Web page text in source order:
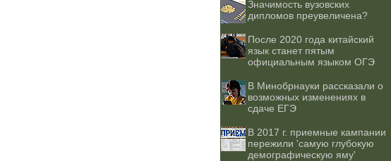
Значимость вузовских
дипломов преувеличена?
После 2020 года китайский
язык станет пятым
официальным языком ОГЭ
В Минобрнауки рассказали о
возможных изменениях в
сдаче ЕГЭ
В 2017 г. приемные кампании
пережили 'самую глубокую
демографическую яму'